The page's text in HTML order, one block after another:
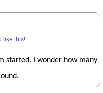
like this!
started. I wonder how many